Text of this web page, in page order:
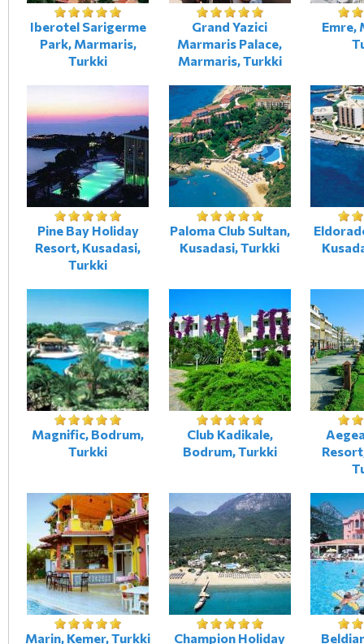
Iberotel Sarigerme
Park, Marmaris,
Turkki
Grand Yazici
Marmaris Palace,
Marmaris, Turkki
Emre,
Pine Bay Holiday
Resort, Kusadasi,
Turkki
Paloma Club Sultan,
Kusadasi, Turkki
Magnific, Bodrum,
Turkki
Club Kadikale,
Bodrum, Turkki
Marin, Kemer, Turkki Champion Holiday